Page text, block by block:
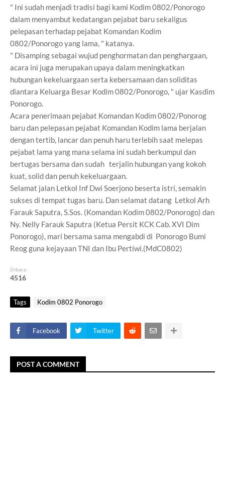
" Ini sudah menjadi tradisi bagi kami Kodim 0802/Ponorogo
dalam menyambut kedatangan pejabat baru sekaligus
pelepasan terhadap pejabat Komandan Kodim
0802/Ponorogo yang lama, " katanya.
" Disamping sebagai wujud penghormatan dan penghargaan,
acara ini juga merupakan upaya dalam meningkatkan
hubungan kekeluargaan serta kebersamaan dan soliditas
diantara Keluarga Besar Kodim 0802/Ponorogo, " ujar Kasdim
Ponorogo.
Acara penerimaan pejabat Komandan Kodim 0802/Ponorog
baru dan pelepasan pejabat Komandan Kodim lama berjalan
dengan tertib, lancar dan penuh haru terlebih saat melepas
pejabat lama yang mana selama ini sudah berkumpul dan
bertugas bersama dan sudah terjalin hubungan yang kokoh
kuat, solid dan penuh kekeluargaan.
Selamat jalan Letkol Inf Dwi Soerjono beserta istri, semakin
sukses di tempat tugas baru. Dan selamat datang Letkol Arh
Farauk Saputra, S.Sos. (Komandan Kodim 0802/Ponorogo) dan
Ny. Nelly Farauk Saputra (Ketua Persit KCK Cab. XVI Dim
Ponorogo), mari bersama sama mengabdi di Ponorogo Bumi
Reog guna kejayaan TNI dan Ibu Pertiwi.(MdC0802)
Dibaca :
4516
Tags Kodim 0802 Ponorogo
Facebook Twitter
POST A COMMENT